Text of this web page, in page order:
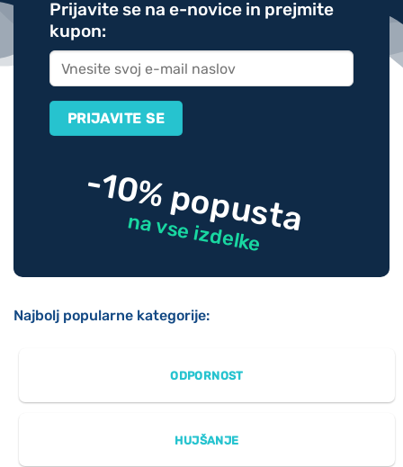
Prijavite se na e-novice in prejmite
kupon:
-10% popusta
na vse izdelke
Najbolj popularne kategorije:
ODPORNOST
HUJŠANJE